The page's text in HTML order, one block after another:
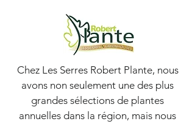
Chez Les Serres Robert Plante, nous
avons non seulement une des plus
grandes sélections de plantes
annuelles dans la région, mais nous